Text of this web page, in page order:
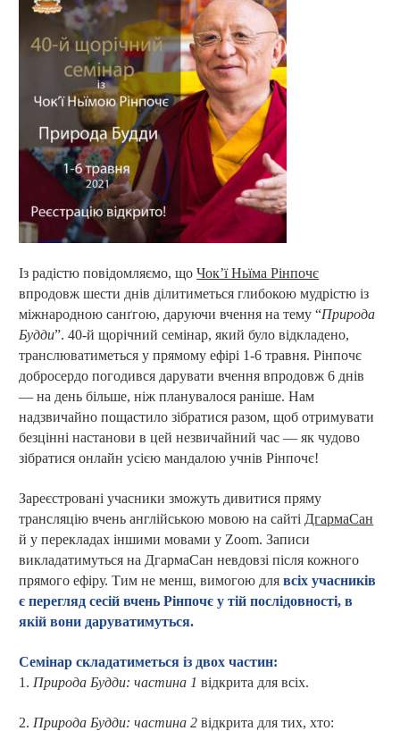
Із радістю повідомляємо, щоЧок’ї Ньїма Рінпочє
впродовж шести днів ділитиметься глибокою мудрістю із
міжнародною санґгою, даруючи вчення на тему “Природа
Будди”.40-й щорічний семінар, який було відкладено,
транслюватиметься у прямому ефірі 1-6 травня. Рінпочє
добросердо погодився дарувати вчення впродовж 6 днів
— на день більше, ніж планувалося раніше. Нам
надзвичайно пощастило зібратися разом, щоб отримувати
безцінні настанови в цейнезвичайний час — як чудово
зібратися онлайн усією мандалою учнів Рінпочє!
Зареєстровані учасники зможуть дивитися пряму
трансляцію вчень англійською мовою на сайті ДгармаСан
й у перекладах іншими мовами у Zoom.Записи
викладатимуться на ДгармаСан невдовзі після кожного
прямого ефіру. Тим не менш, вимогою длявсіх учасників
є перегляд сесій вчень Рінпочє у тій послідовності, в
якій вони даруватимуться.
Семінар складатиметься із двох частин:
1. Природа Будди:частина 1 відкрита для всіх.
2. Природа Будди:частина 2 відкрита для тих, хто: